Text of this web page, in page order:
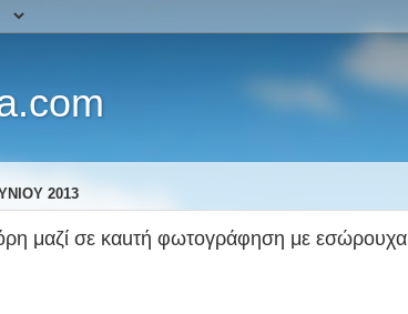
2013
μαζί σε καuτή φωτογράφηση με εσώρουχα